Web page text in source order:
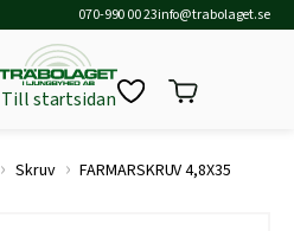
070-990 00 23info@trabolaget.se
Till startsidan
› Skruv › FARMARSKRUV 4,8X35